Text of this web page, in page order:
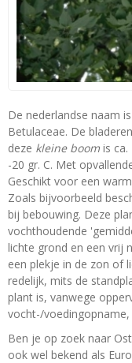
De nederlandse naam is
Betulaceae. De
deze kleine boom is
-20 gr. C. Met
Geschikt voor een
Zoals bijvoorbeeld
bij bebouwing. Deze
vochthoudende
lichte grond en een vrij
een plekje in de zon of
redelijk, mits de
plant is, vanwege
vocht-/
Ben je op zoek naar
ook wel bekend als